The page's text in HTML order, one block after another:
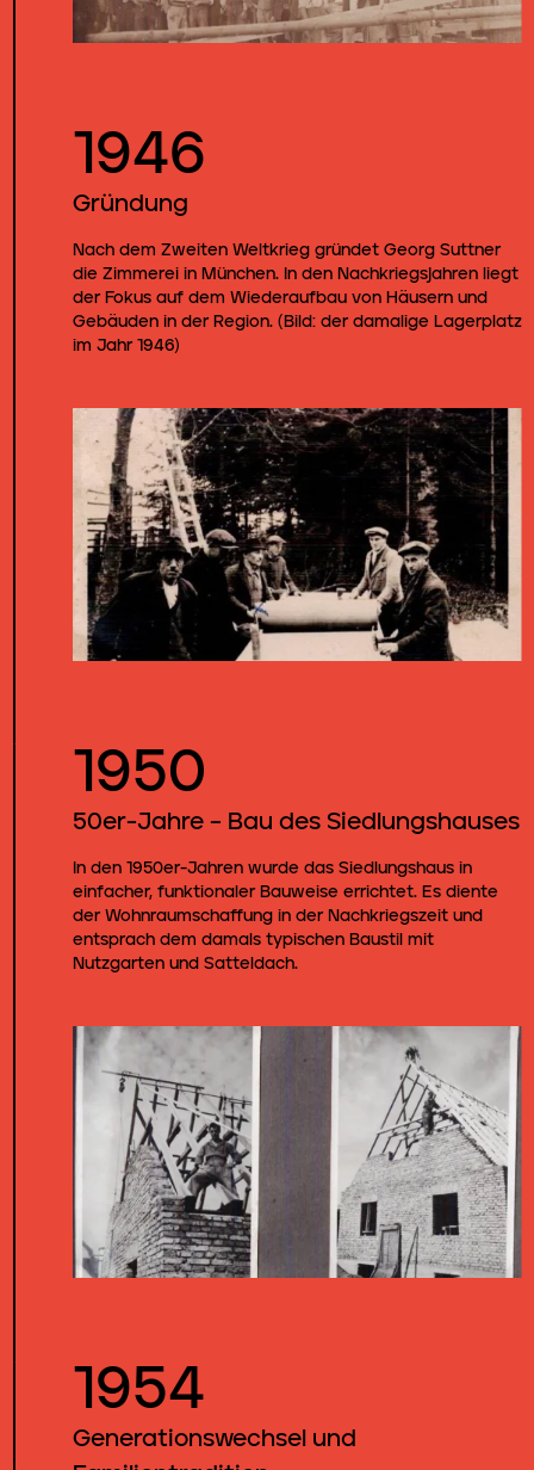
1946
Gründung
Nach dem Zweiten Weltkrieg gründet Georg Suttner
die Zimmerei in München. In den Nachkriegsjahren liegt
der Fokus auf dem Wiederaufbau von Häusern und
Gebäuden in der Region. (Bild: der damalige Lagerplatz
im Jahr 1946)
1950
50er-Jahre – Bau des Siedlungshauses
In den 1950er-Jahren wurde das Siedlungshaus in
einfacher, funktionaler Bauweise errichtet. Es diente
der Wohnraumschaffung in der Nachkriegszeit und
entsprach dem damals typischen Baustil mit
Nutzgarten und Satteldach.
1954
Generationswechsel und